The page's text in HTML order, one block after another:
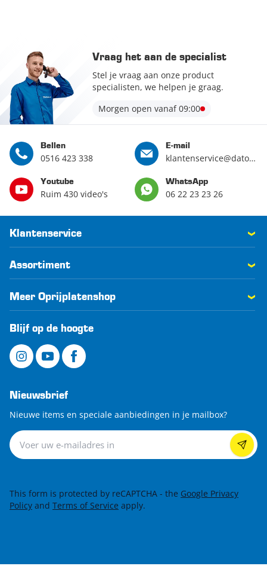
Vraag het aan de specialist
Stel je vraag aan onze product
specialisten, we helpen je graag.
Morgen open vanaf 09:00
Bellen
0516 423 338
E-mail
klantenservice@datona.nl
Youtube
Ruim 430 video's
WhatsApp
06 22 23 23 26
Klantenservice
Assortiment
Meer Oprijplatenshop
Blijf op de hoogte
Nieuwsbrief
Nieuwe items en speciale aanbiedingen in je mailbox?
Nieuwsbrief
This form is protected by reCAPTCHA - the Google Privacy
Policy and Terms of Service apply.